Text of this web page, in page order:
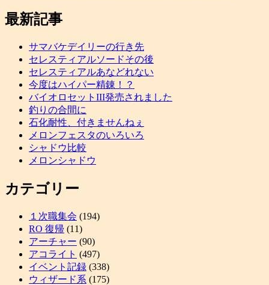
最新記事
サマバケデイリーの行き先
セレスティアルソードその後
セレスティアルあなどれない
今度はハイパー精錬！？
バイオロセットIII発売されました
釣りの合間に
石化耐性、付きませんねぇ
メロンフェスタのいろいろ
シャドウ比較
メロンシャドウ
カテゴリー
１次職集会 (194)
RO 復帰 (11)
アーチャー (90)
アコライト (497)
イベント記録 (338)
ウィザード系 (175)